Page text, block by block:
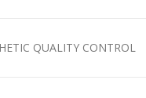
QUALITY CONTROL